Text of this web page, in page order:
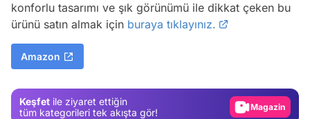
konforlu tasarımı ve şık görünümü ile dikkat çeken bu
ürünü satın almak için buraya tıklayınız.
Amazon
Keşfet ile ziyaret ettiğin
tüm kategorileri tek akışta gör!
Video
Video